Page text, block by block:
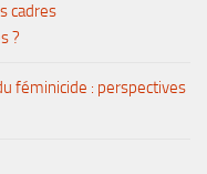
cadres
?
féminicide : perspectives